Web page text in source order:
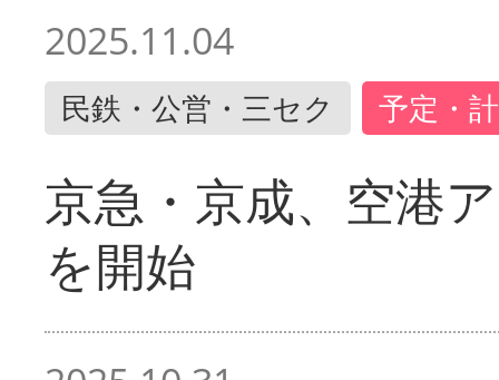
2025.11.04
民鉄・公営・三セク 予定・
京急・京成、空港
を開始